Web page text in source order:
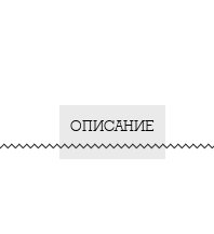
ОПИСАНИЕ